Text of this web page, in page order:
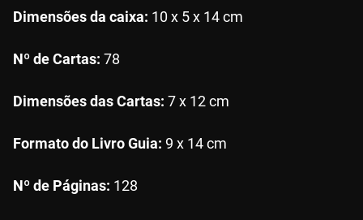
Dimensões da caixa: 10 x 5 x 14 cm
Nº de Cartas: 78
Dimensões das Cartas: 7 x 12 cm
Formato do Livro Guia: 9 x 14 cm
Nº de Páginas: 128